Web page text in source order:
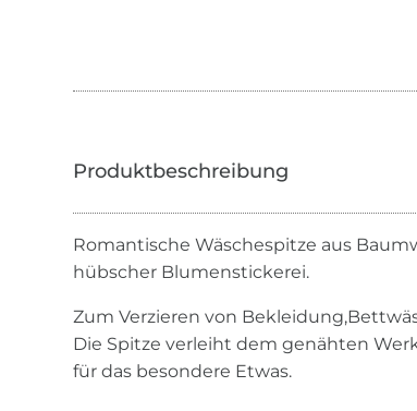
Romantische Wäschespitze aus
hübscher Blumenstickerei.
Zum Verzieren von
Die Spitze verleiht dem genähten
für das besondere Etwas.